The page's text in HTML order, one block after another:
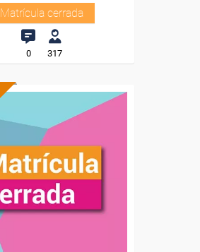
Matrícula cerrada
0 317